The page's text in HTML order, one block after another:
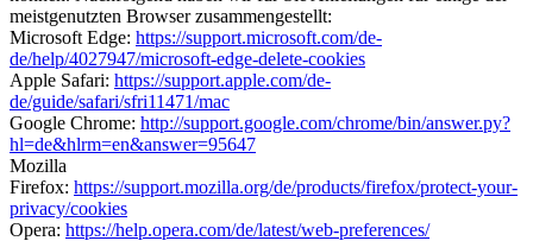
meistgenutzten Browser zusammengestellt:
Microsoft Edge: https://support.microsoft.com/de-
de/help/4027947/microsoft-edge-delete-cookies
Apple Safari: https://support.apple.com/de-
de/guide/safari/sfri11471/mac
Google Chrome: http://support.google.com/chrome/bin/answer.py?
hl=de&hlrm=en&answer=95647
Mozilla
Firefox: https://support.mozilla.org/de/products/firefox/protect-your-
privacy/cookies
Opera: https://help.opera.com/de/latest/web-preferences/